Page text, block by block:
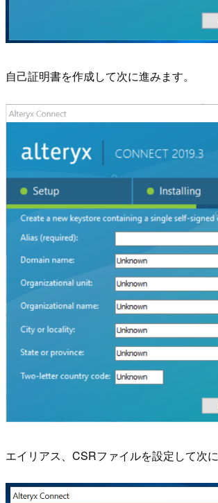
自己証明書を作成して次に進みます。
エイリアス、CSRファイルを設定して次に